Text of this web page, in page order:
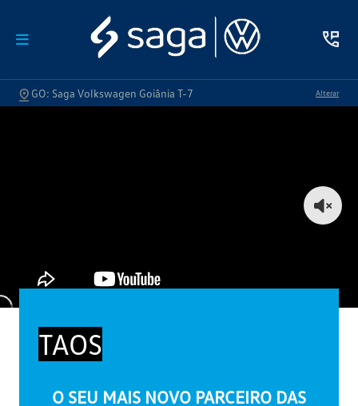
GO: Saga Volkswagen Goiânia T-7 Alterar
TAOS
O SEU MAIS NOVO PARCEIRO DAS